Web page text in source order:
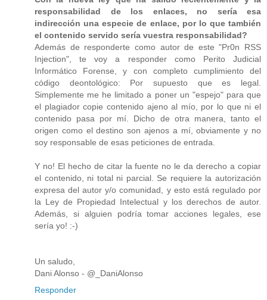
responsabilidad de los enlaces, no sería esa
indirección una especie de enlace, por lo que también
el contenido servido sería vuestra responsabilidad?
Además de responderte como autor de este "Pr0n RSS
Injection", te voy a responder como Perito Judicial
Informático Forense, y con completo cumplimiento del
código deontológico: Por supuesto que es legal.
Simplemente me he limitado a poner un "espejo" para que
el plagiador copie contenido ajeno al mío, por lo que ni el
contenido pasa por mí. Dicho de otra manera, tanto el
origen como el destino son ajenos a mí, obviamente y no
soy responsable de esas peticiones de entrada.
Y no! El hecho de citar la fuente no le da derecho a copiar
el contenido, ni total ni parcial. Se requiere la autorización
expresa del autor y/o comunidad, y esto está regulado por
la Ley de Propiedad Intelectual y los derechos de autor.
Además, si alguien podría tomar acciones legales, ese
sería yo! :-)
Un saludo,
Dani Alonso - @_DaniAlonso
Responder